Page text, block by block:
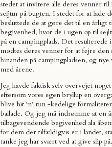
stedet at invitere alle deres venner
seljtur på bugten. I stedet for at lade
besluttede de at gøre det til en årligt
begivenhed, hvor de i ugen op til
på en campingplads. Det resulterede
mødtes deres venner for at fejre den
hinanden på campingpladsen, og
med årene.
Jeg havde faktisk selv overvejet
eftersom vores egen bryllup en
blive hit ‘n’ run -kedelige
ballade. Og jeg må indrømme at en
tilbagevendende begivenhed ala
for dem der tilfældigvis er i landet,
tanke jeg har svært ved at give slip på.